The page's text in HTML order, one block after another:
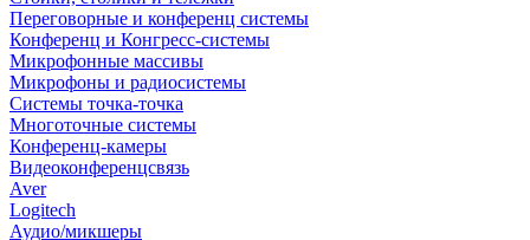
Переговорные и конференц системы
Конференц и Конгресс-системы
Микрофонные массивы
Микрофоны и радиосистемы
Системы точка-точка
Многоточные системы
Конференц-камеры
Видеоконференцсвязь
Aver
Logitech
Аудио/микшеры